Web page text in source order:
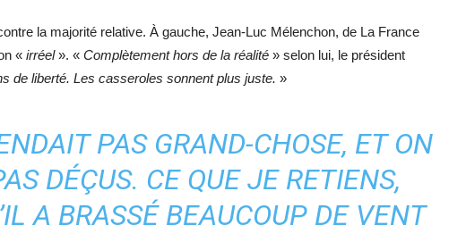
la majorité relative. À gauche, Jean-Luc Mélenchon, de La France
« irréel». « Complètement hors de la réalité » selon lui, le président
de liberté. Les casseroles sonnent plus juste. »
PAS GRAND-CHOSE, ET ON
DÉÇUS. CE QUE JE RETIENS,
A BRASSÉ BEAUCOUP DE VENT